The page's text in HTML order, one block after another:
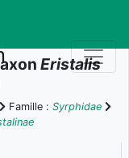
Eristalis
Famille : Syrphidae